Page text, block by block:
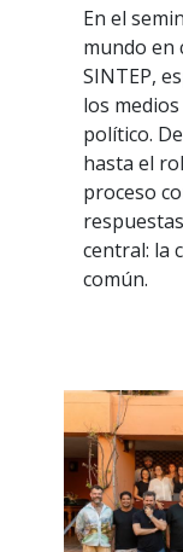
En el
mundo en
SINTEP,
los
político.
hasta el
proceso
central: la
común.